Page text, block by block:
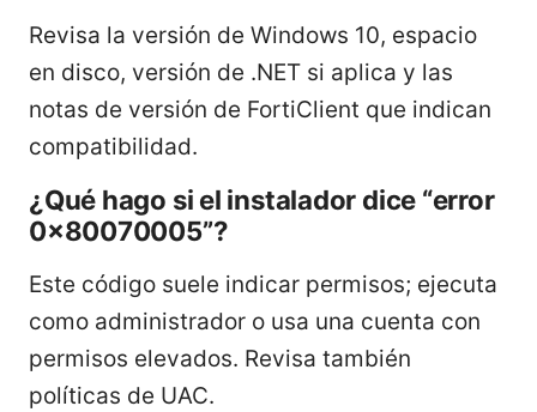
Revisa la versión de Windows 10, espacio
en disco, versión de .NET si aplica y las
notas de versión de FortiClient que indican
compatibilidad.
¿Qué hago si el instalador dice “error
0x80070005”?
Este código suele indicar permisos; ejecuta
como administrador o usa una cuenta con
permisos elevados. Revisa también
políticas de UAC.